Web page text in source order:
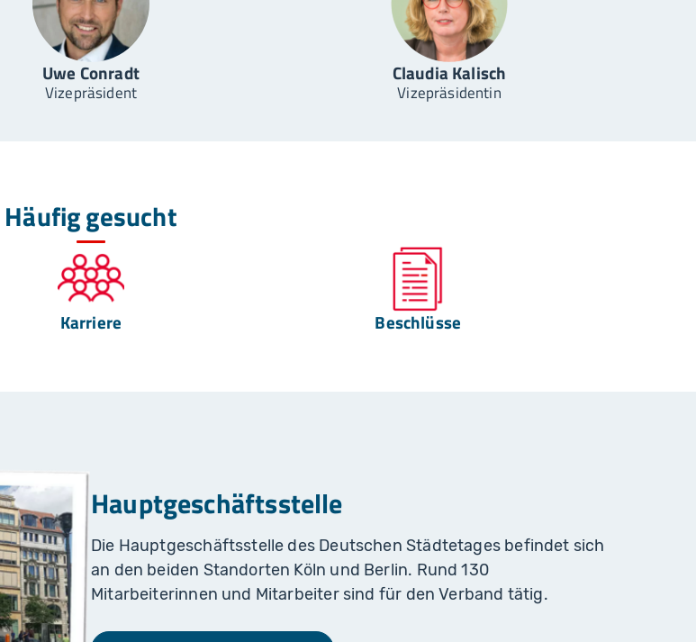
Uwe Conradt
Vizepräsident
Claudia Kalisch
Vizepräsidentin
Häufig gesucht
Karriere Beschlüsse
Hauptgeschäftsstelle
Die Hauptgeschäftsstelle des Deutschen Städtetages befindet sich
an den beiden Standorten Köln und Berlin. Rund 130
Mitarbeiterinnen und Mitarbeiter sind für den Verband tätig.